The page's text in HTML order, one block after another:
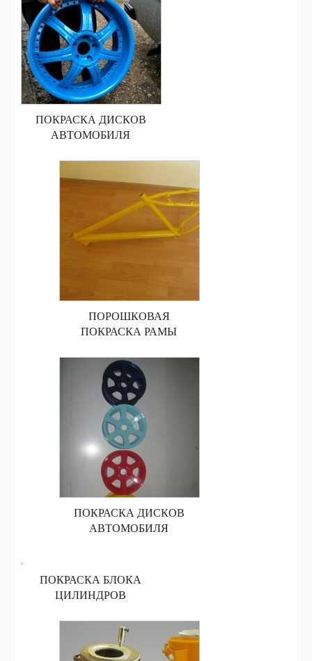
ПОКРАСКА ДИСКОВ
АВТОМОБИЛЯ
ПОРОШКОВАЯ
ПОКРАСКА РАМЫ
ПОКРАСКА ДИСКОВ
АВТОМОБИЛЯ
ПОКРАСКА БЛОКА
ЦИЛИНДРОВ